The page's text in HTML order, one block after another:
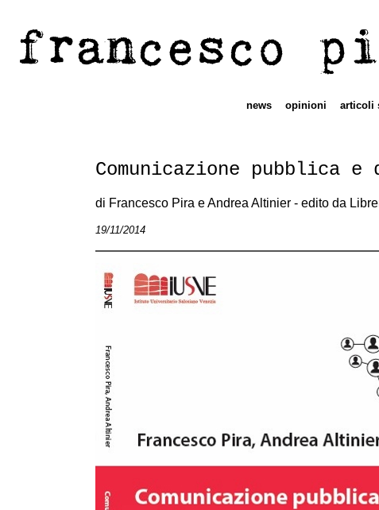
francesco
news opinioni articoli
Comunicazione pubblica e
di Francesco Pira e Andrea Altinier - edito da
19/11/2014